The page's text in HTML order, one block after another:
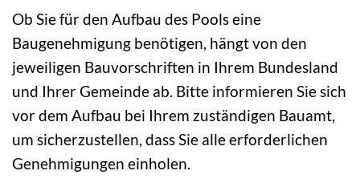
Ob Sie für den Aufbau des Pools eine
Baugenehmigung benötigen, hängt von den
jeweiligen Bauvorschriften in Ihrem Bundesland
und Ihrer Gemeinde ab. Bitte informieren Sie sich
vor dem Aufbau bei Ihrem zuständigen Bauamt,
um sicherzustellen, dass Sie alle erforderlichen
Genehmigungen einholen.